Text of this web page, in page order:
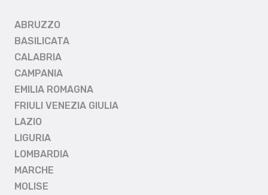
ABRUZZO
BASILICATA
CALABRIA
CAMPANIA
EMILIA ROMAGNA
FRIULI VENEZIA GIULIA
LAZIO
LIGURIA
LOMBARDIA
MARCHE
MOLISE